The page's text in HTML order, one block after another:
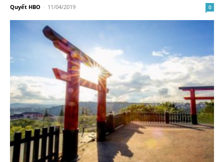
Quyết HBO - 11/04/2019 0